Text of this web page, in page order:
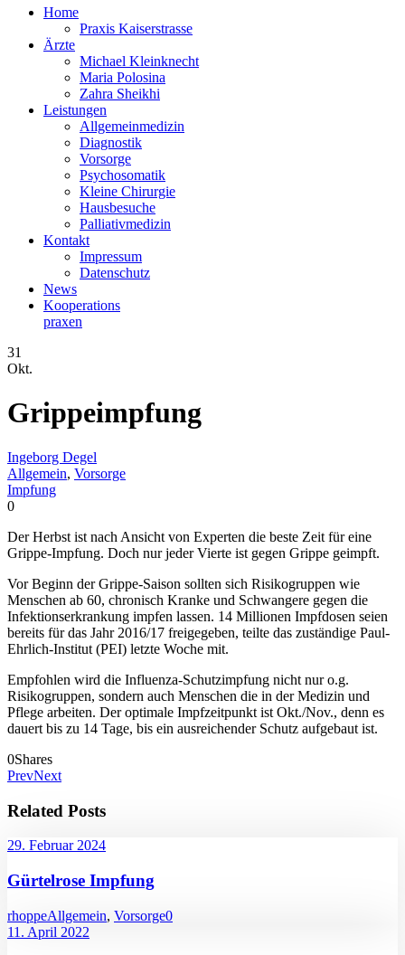
Home
Praxis Kaiserstrasse
Ärzte
Michael Kleinknecht
Maria Polosina
Zahra Sheikhi
Leistungen
Allgemeinmedizin
Diagnostik
Vorsorge
Psychosomatik
Kleine Chirurgie
Hausbesuche
Palliativmedizin
Kontakt
Impressum
Datenschutz
News
Kooperations­
praxen
31
Okt.
Grippeimpfung
Ingeborg Degel
Allgemein, Vorsorge
Impfung
0
Der Herbst ist nach Ansicht von Experten die beste Zeit für eine
Grippe-Impfung. Doch nur jeder Vierte ist gegen Grippe geimpft.
Vor Beginn der Grippe-Saison sollten sich Risikogruppen wie
Menschen ab 60, chronisch Kranke und Schwangere gegen die
Infektionserkrankung impfen lassen. 14 Millionen Impfdosen seien
bereits für das Jahr 2016/17 freigegeben, teilte das zuständige Paul-
Ehrlich-Institut (PEI) letzte Woche mit.
Empfohlen wird die Influenza-Schutzimpfung nicht nur o.g.
Risikogruppen, sondern auch Menschen die in der Medizin und
Pflege arbeiten. Der optimale Impfzeitpunkt ist Okt./Nov., denn es
dauert bis zu 14 Tage, bis ein ausreichender Schutz aufgebaut ist.
0Shares
PrevNext
Related Posts
29. Februar 2024
Gürtelrose Impfung
rhoppeAllgemein, Vorsorge0
11. April 2022